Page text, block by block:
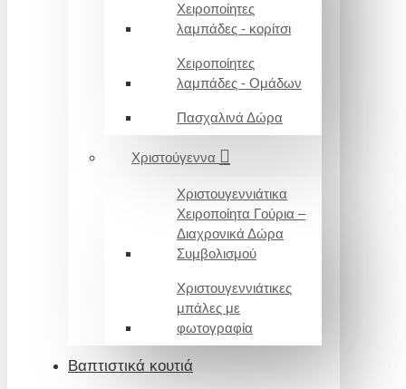
Χειροποίητες
λαμπάδες - κορίτσι
Χειροποίητες
λαμπάδες - Ομάδων
Πασχαλινά Δώρα
Χριστούγεννα
Χριστουγεννιάτικα
Χειροποίητα Γούρια –
Διαχρονικά Δώρα
Συμβολισμού
Χριστουγεννιάτικες
μπάλες με
φωτογραφία
Βαπτιστικά κουτιά